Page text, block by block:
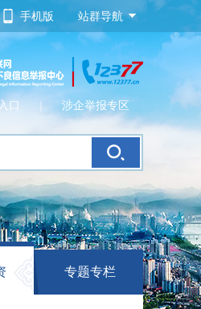
站群导航
手机版
口 | 涉企举报专区
专题专栏